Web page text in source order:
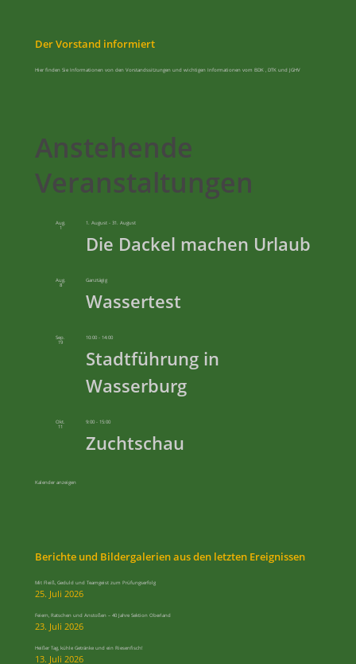
Der Vorstand informiert
Hier finden Sie Informationen von den Vorstandssitzungen und wichtigen Informationen vom BDK , DTK und JGHV
Anstehende
Veranstaltungen
Aug.
1
1. August -31. August
Die Dackel machen Urlaub
Aug.
8
Ganztägig
Wassertest
Sep.
19
10:00 -14:00
Stadtführung in
Wasserburg
Okt.
11
9:00 -15:00
Zuchtschau
Kalender anzeigen
Berichte und Bildergalerien aus den letzten Ereignissen
Mit Fleiß, Geduld und Teamgeist zum Prüfungserfolg
25. Juli 2026
Feiern, Ratschen und Anstoßen – 40 Jahre Sektion Oberland
23. Juli 2026
Heißer Tag, kühle Getränke und ein Riesenfisch!
13. Juli 2026